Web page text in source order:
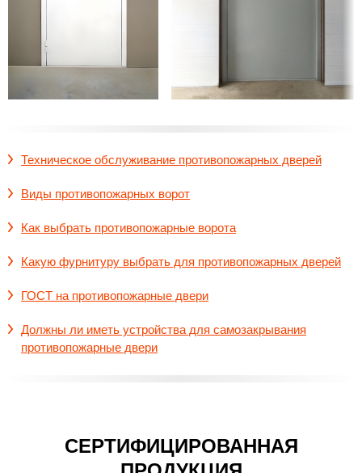
Техническое обслуживание противопожарных дверей
Виды противопожарных ворот
Как выбрать противопожарные ворота
Какую фурнитуру выбрать для противопожарных дверей
ГОСТ на противопожарные двери
Должны ли иметь устройства для самозакрывания
противопожарные двери
СЕРТИФИЦИРОВАННАЯ